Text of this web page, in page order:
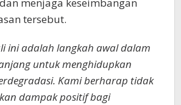
menjaga keseimbangan
tersebut.
ini adalah langkah awal dalam
untuk menghidupkan
Kami berharap tidak
dampak positif bagi